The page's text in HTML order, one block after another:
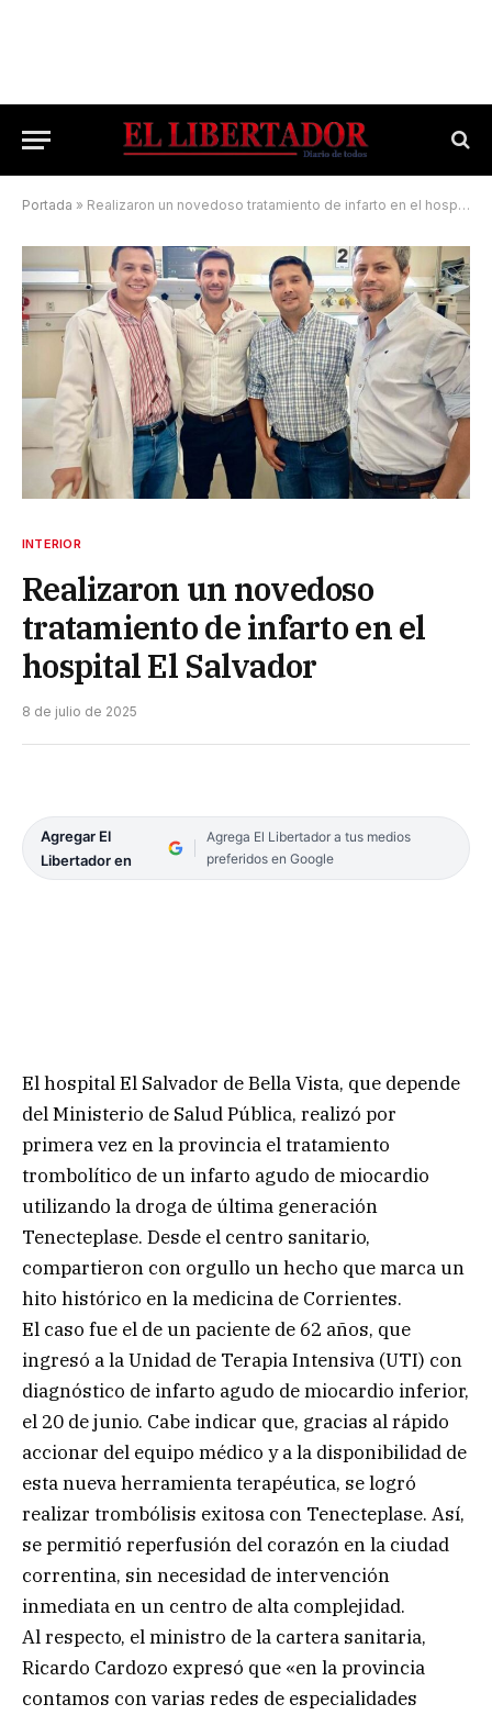
Portada » Realizaron un novedoso tratamiento de infarto en el hospital El Salvador
INTERIOR
Realizaron un novedoso
tratamiento de infarto en el
hospital El Salvador
8 de julio de 2025
Agregar El
Libertador en
Agrega El Libertador a tus medios
preferidos en Google
El hospital El Salvador de Bella Vista, que depende
del Ministerio de Salud Pública, realizó por
primera vez en la provincia el tratamiento
trombolítico de un infarto agudo de miocardio
utilizando la droga de última generación
Tenecteplase. Desde el centro sanitario,
compartieron con orgullo un hecho que marca un
hito histórico en la medicina de Corrientes.
El caso fue el de un paciente de 62 años, que
ingresó a la Unidad de Terapia Intensiva (UTI) con
diagnóstico de infarto agudo de miocardio inferior,
el 20 de junio. Cabe indicar que, gracias al rápido
accionar del equipo médico y a la disponibilidad de
esta nueva herramienta terapéutica, se logró
realizar trombólisis exitosa con Tenecteplase. Así,
se permitió reperfusión del corazón en la ciudad
correntina, sin necesidad de intervención
inmediata en un centro de alta complejidad.
Al respecto, el ministro de la cartera sanitaria,
Ricardo Cardozo expresó que «en la provincia
contamos con varias redes de especialidades